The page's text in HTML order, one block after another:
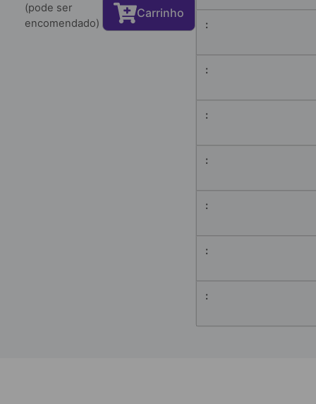
(pode ser
encomendado)
Carrinho